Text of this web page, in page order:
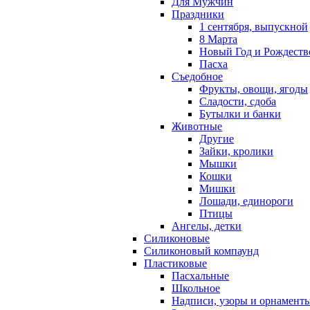
Праздники
1 сентября, выпускной
8 Марта
Новый Год и
Пасха
Съедобное
Фрукты, овощи, ягоды
Сладости, сдоба
Бутылки и банки
Животные
Другие
Зайки, кролики
Мышки
Кошки
Мишки
Лошади, единороги
Птицы
Ангелы, детки
Силиконовые
Силиконовый компаунд
Пластиковые
Пасхальные
Школьное
Надписи, узоры и